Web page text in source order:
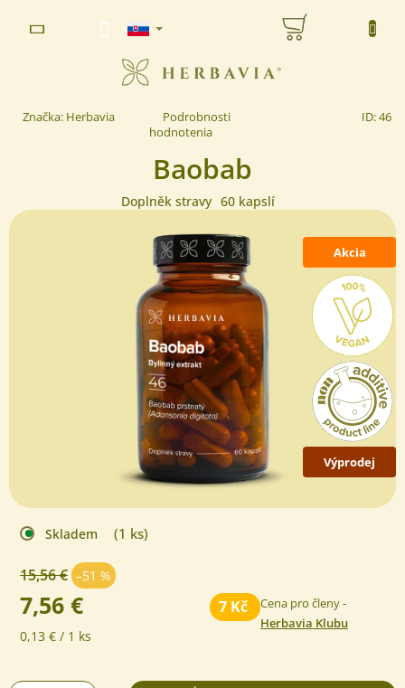
NÁKUPNÝ
ID:46
Priemerné
hodnotenie
je
0,0
hviezdičiek.
Podrobnosti
hodnotenia
Značka: Herbavia
Baobab
Doplněk stravy 60 kapslí
Akcia
Výprodej
Skladem (1 ks)
15,56 € –51 %
7 Kč
Cena pro členy -
Herbavia Klubu
7,56 €
Jednotková
0,13 € / 1 ks
www.herbavia.cz - Chat